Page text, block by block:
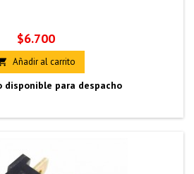
Precio
$6.700
Añadir al carrito
disponible para despacho